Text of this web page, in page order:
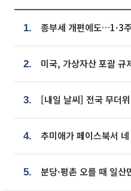
1.
2.
3.
4.
5.